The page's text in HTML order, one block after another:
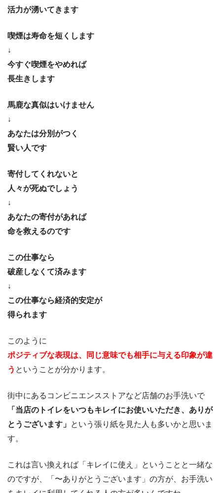
活力が湧いてきます
喫煙は寿命を短くします
↓
今すぐ喫煙をやめれば
長生きします
馬鹿な真似はいけません
↓
あなたは分別がつく
賢い人です
寄付してくれないと
人々が死ぬでしょう
↓
あなたの寄付があれば
命を救えるのです
この仕事なら
破産しなくて済みます
↓
この仕事なら経済的安定が
得られます
このように
ポジティブな表現は、同じ意味でも相手に与える印象が違
う ということが分かります。
街中にあるコンビニエンスストアなど店舗のお手洗いで
「当店のトイレをいつもキレイにお使いいただき、ありが
とうございます」 という張り紙を見た人も多いかと思いま
す。
これは言い換えれば「キレイに使え」ということと一緒な
のですが、「〜ありがとうございます」の方が、お手洗い